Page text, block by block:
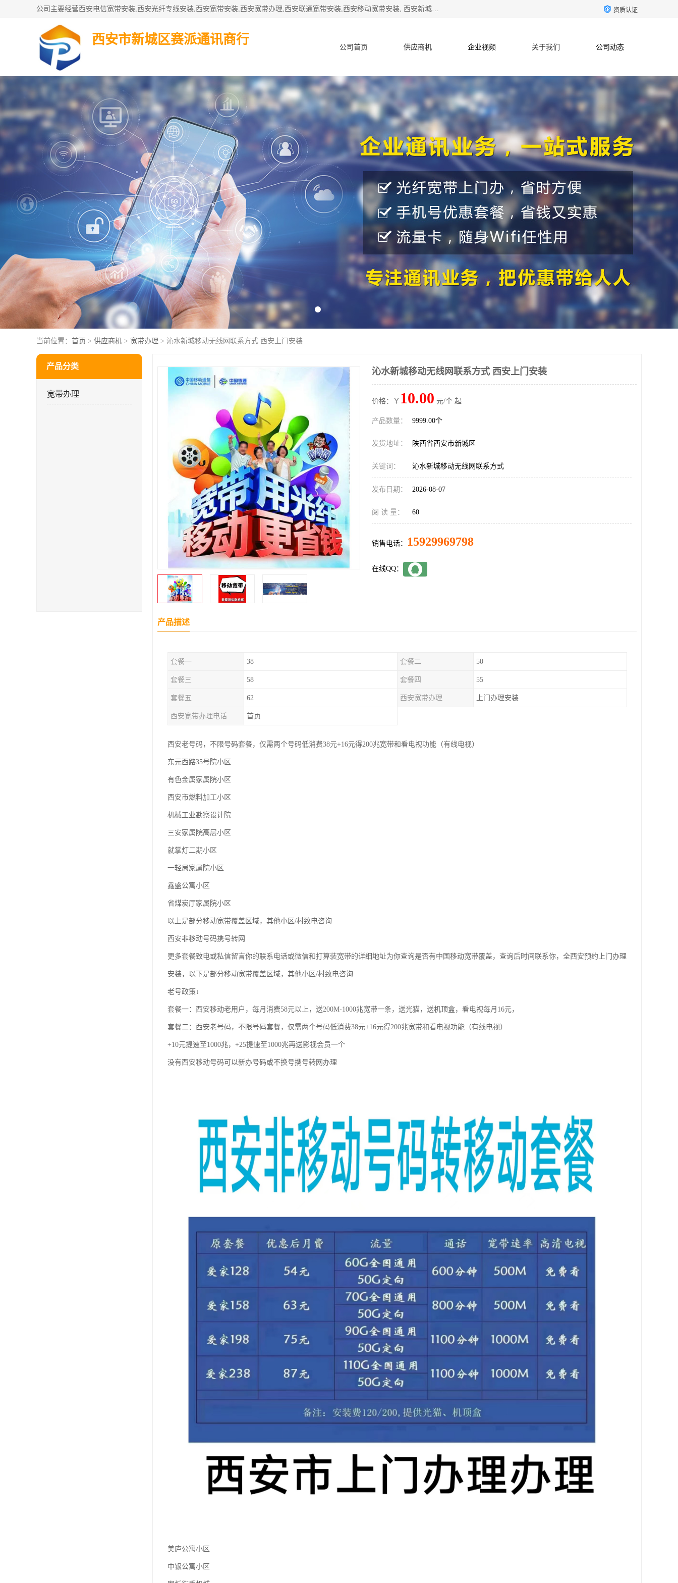
公司主要经营西安电信宽带安装,西安光纤专线安装,西安宽带安装,西安宽带办理,西安联通宽带安装,西安移动宽带安装, 西安新城赛派通讯商行从事西安地区的联通，移动，电信宽带安装，光纤专线安装，宽带办理等业务 资质认证
西安市新城区赛派通讯商行
公司首页 供应商机 企业视频 关于我们 公司动态
产品知识 客户案例 联系方式
当前位置： 首页 > 供应商机 > 宽带办理 > 沁水新城移动无线网联系方式 西安上门安装
产品分类
宽带办理
沁水新城移动无线网联系方式 西安上门安装
价格：￥ 10.00 元/个 起
产品数量： 9999.00个
发货地址： 陕西省西安市新城区
关键词： 沁水新城移动无线网联系方式
发布日期： 2026-08-07
阅 读 量： 60
销售电话： 15929969798
在线QQ：
产品描述
套餐一 38 套餐二 50
套餐三 58 套餐四 55
套餐五 62 西安宽带办理 上门办理安装
西安宽带办理电话 首页
西安老号码，不限号码套餐，仅需两个号码低消费38元+16元得200兆宽带和看电视功能（有线电视）
东元西路35号院小区
有色金属家属院小区
西安市燃料加工小区
机械工业勘察设计院
三安家属院高层小区
就掌灯二期小区
一轻局家属院小区
鑫盛公寓小区
省煤炭厅家属院小区
以上是部分移动宽带覆盖区域，其他小区/村致电咨询
西安非移动号码携号转网
更多套餐致电或私信留言你的联系电话或微信和打算装宽带的详细地址为你查询是否有中国移动宽带覆盖，查询后时间联系你，全西安预约上门办理
安装，以下是部分移动宽带覆盖区域，其他小区/村致电咨询
老号政策↓
套餐一：西安移动老用户，每月消费58元以上，送200M-1000兆宽带一条，送光猫，送机顶盒，看电视每月16元，
套餐二：西安老号码，不限号码套餐，仅需两个号码低消费38元+16元得200兆宽带和看电视功能（有线电视）
+10元提速至1000兆，+25提速至1000兆再送影视会员一个
没有西安移动号码可以新办号码或不换号携号转网办理
美庐公寓小区
中银公寓小区